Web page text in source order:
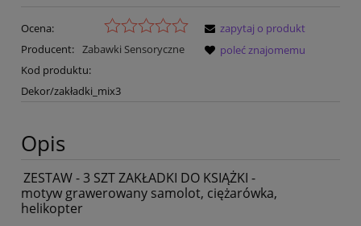
Ocena:
Producent: Zabawki Sensoryczne
Kod produktu:
Dekor/zakładki_mix3
zapytaj o produkt
poleć znajomemu
Opis
ZESTAW - 3 SZT ZAKŁADKI DO KSIĄŻKI -
motyw grawerowany samolot, ciężarówka,
helikopter